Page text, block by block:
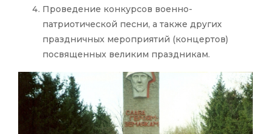
Проведение конкурсов военно-
патриотической песни, а также других
праздничных мероприятий (концертов)
посвященных великим праздникам.